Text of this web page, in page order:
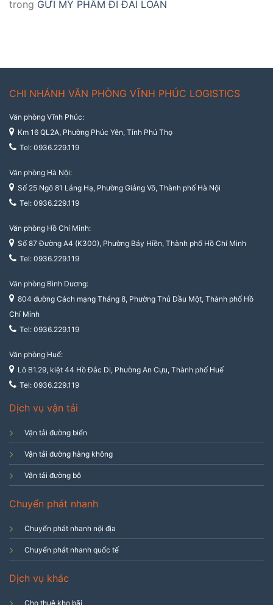
trong GỬI MỸ PHẨM ĐI ĐÀI LOAN
CHI NHÁNH VĂN PHÒNG VĨNH PHÚC LOGISTICS
Văn phòng Vĩnh Phúc:
Km 16 QL2A, Phường Phúc Yên, Tỉnh Phú Thọ
Tel: 0936.229.119
Văn phòng Hà Nội:
Số 25 Ngõ 81 Láng Hạ, Phường Giảng Võ, Thành phố Hà Nội
Tel: 0936.229.119
Văn phòng Hồ Chí Minh:
Số 87 Đường A4 (K300), Phường Bảy Hiền, Thành phố Hồ Chí Minh
Tel: 0936.229.119
Văn phòng Bình Dương:
804 đường Cách mạng Tháng 8, Phường Thủ Dầu Một, Thành phố Hồ
Chí Minh
Tel: 0936.229.119
Văn phòng Huế:
Lô B1.29, kiệt 44 Hồ Đắc Di, Phường An Cựu, Thành phố Huế
Tel: 0936.229.119
Dịch vụ vận tải
Vận tải đường biển
Vận tải đường hàng không
Vận tải đường bộ
Chuyển phát nhanh
Chuyển phát nhanh nội địa
Chuyển phát nhanh quốc tế
Dịch vụ khác
Cho thuê kho bãi